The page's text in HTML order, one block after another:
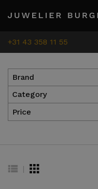
+31 43 358 11 55
Brand
Category
Price
|